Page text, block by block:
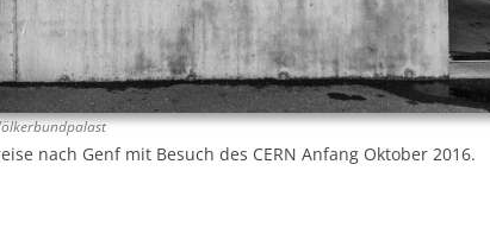
nach Genf mit Besuch des CERN Anfang Oktober 2016.